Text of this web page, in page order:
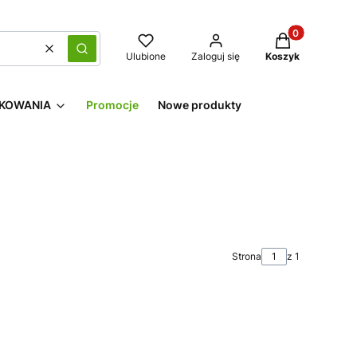
WyczyśćSzukaj Ulubione Zaloguj się
Produkty w
Koszyk
Promocje Nowe produkty
Strona z 1